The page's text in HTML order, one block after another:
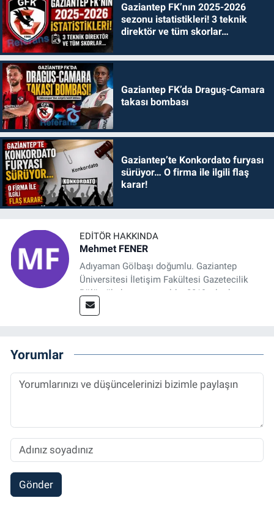
Gaziantep FK’nın 2025-2026
sezonu istatistikleri! 3 teknik
direktör ve tüm skorlar…
Gaziantep FK’da Draguş-Camara
takası bombası
Gaziantep’te Konkordato furyası
sürüyor… O firma ile ilgili flaş
karar!
EDITÖR HAKKINDA
Mehmet FENER
Adıyaman Gölbaşı doğumlu. Gaziantep
Üniversitesi İletişim Fakültesi Gazetecilik
Bölümü’nden mezun oldu. 2019 yılında
başladığı gazetecilik mesleğinde, muhabir,
Sorumlu Haber Editörü' olarak devam
etmektedir.
Yorumlar
Gönder